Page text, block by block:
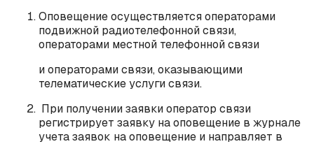
Оповещение осуществляется операторами
подвижной радиотелефонной связи,
операторами местной телефонной связи
‎и операторами связи, оказывающими
телематические услуги связи.
При получении заявки оператор связи
регистрирует заявку ‎на оповещение в журнале
учета заявок на оповещение и направляет в